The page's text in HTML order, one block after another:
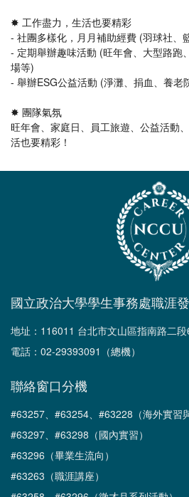
✸ 工作盡力，生活也要精彩
- 社團多樣化，月月補助經費 (羽球社、
- 定期舉辦趣味活動 (旺年會、大型路跑
場等)
- 舉辦ESG公益活動 (淨灘、捐血、養老
✸ 團隊氣氛
旺年會、家庭日、員工旅遊、公益活動
活也要精彩！
國立政治大學學生事務處職涯
地址：116011 台北市文山區指南路二
電話：02-29393091（總機）
聯絡窗口分機
#63257、#63254、#63228（海外實習
#63297、#63298（國內實習）
#63296（畢業生流向）
#63263（職涯講座）